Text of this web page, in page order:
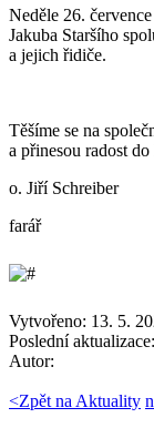
Neděle 26.
Jakuba Staršího
a jejich řidiče.
Těšíme se na
a přinesou radost
o. Jiří Schreiber
farář
Vytvořeno: 13. 5.
Poslední
Autor:
<Zpět na Aktuality